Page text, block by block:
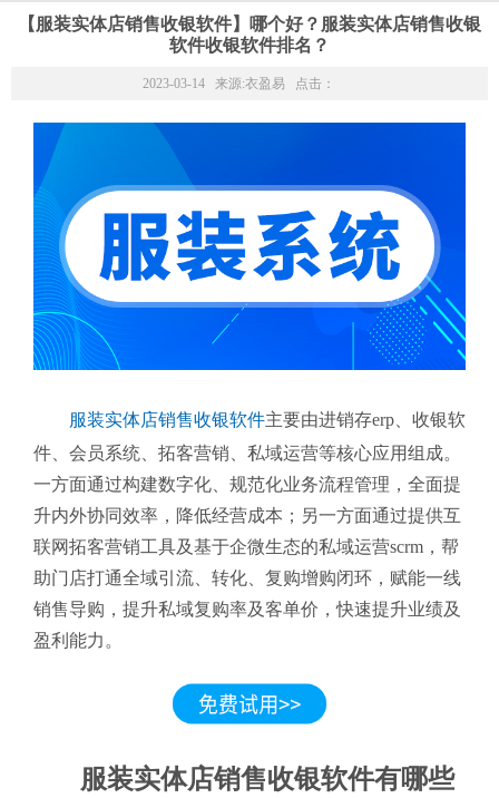
【服装实体店销售收银软件】哪个好？服装实体店销售收银
软件收银软件排名？
2023-03-14 来源:衣盈易 点击：
服装实体店销售收银软件主要由进销存erp、收银软
件、会员系统、拓客营销、私域运营等核心应用组成。
一方面通过构建数字化、规范化业务流程管理，全面提
升内外协同效率，降低经营成本；另一方面通过提供互
联网拓客营销工具及基于企微生态的私域运营scrm，帮
助门店打通全域引流、转化、复购增购闭环，赋能一线
销售导购，提升私域复购率及客单价，快速提升业绩及
盈利能力。
服装实体店销售收银软件有哪些